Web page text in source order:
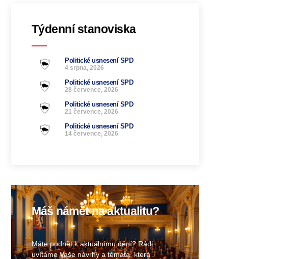
Týdenní stanoviska
Politické usnesení SPD
4 srpna, 2026
Politické usnesení SPD
28 července, 2026
Politické usnesení SPD
21 července, 2026
Politické usnesení SPD
14 července, 2026
Máš námět na aktualitu?
Máte podnět k aktuálnímu dění? Rádi
uvítáme Vaše návrhy a témata, která